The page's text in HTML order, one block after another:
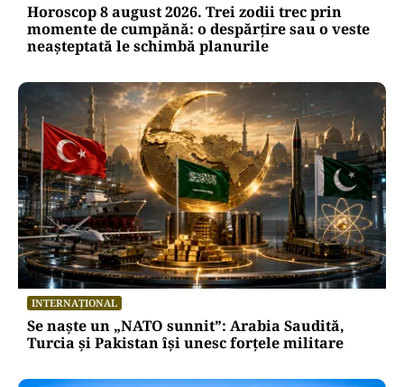
Horoscop 8 august 2026. Trei zodii trec prin
momente de cumpănă: o despărțire sau o veste
neașteptată le schimbă planurile
INTERNAȚIONAL
Se naște un „NATO sunnit”: Arabia Saudită,
Turcia și Pakistan își unesc forțele militare